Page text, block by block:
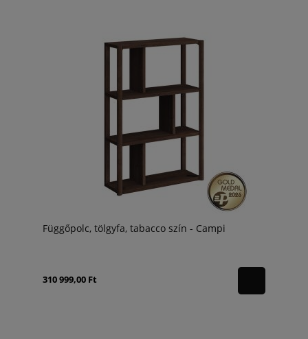
Függőpolc, tölgyfa, tabacco szín - Campi
310 999,00 Ft